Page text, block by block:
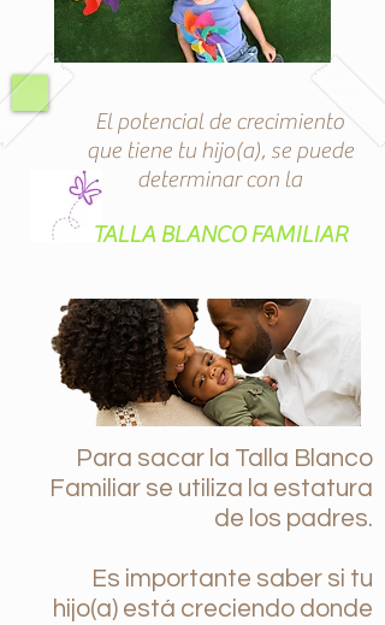
El potencial de crecimiento
que tiene tu hijo(a), se puede
determinar con la
TALLA BLANCO FAMILIAR
Para sacar la Talla Blanco
Familiar se utiliza la estatura
de los padres.
Es importante saber si tu
hijo(a) está creciendo donde